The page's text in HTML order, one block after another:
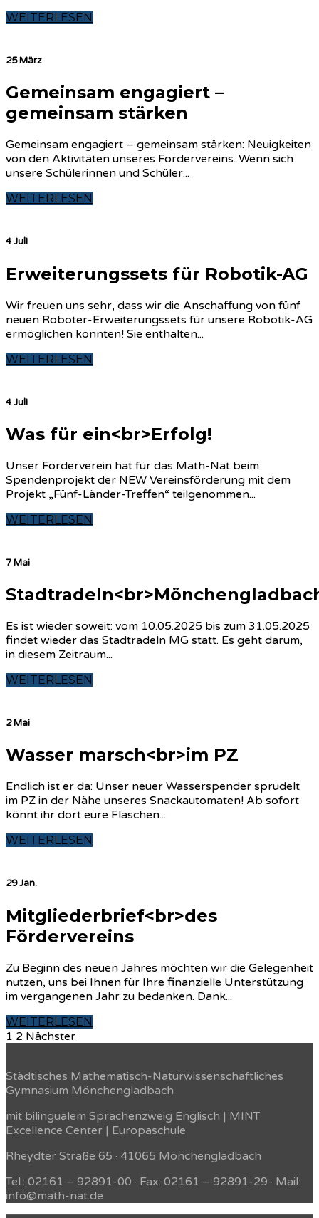
WEITERLESEN
25 März
Gemeinsam engagiert –
gemeinsam stärken
Gemeinsam engagiert – gemeinsam stärken: Neuigkeiten
von den Aktivitäten unseres Fördervereins. Wenn sich
unsere Schülerinnen und Schüler...
WEITERLESEN
4 Juli
Erweiterungssets für Robotik-AG
Wir freuen uns sehr, dass wir die Anschaffung von fünf
neuen Roboter-Erweiterungssets für unsere Robotik-AG
ermöglichen konnten! Sie enthalten...
WEITERLESEN
4 Juli
Was für ein<br>Erfolg!
Unser Förderverein hat für das Math-Nat beim
Spendenprojekt der NEW Vereinsförderung mit dem
Projekt „Fünf-Länder-Treffen“ teilgenommen...
WEITERLESEN
7 Mai
Es ist wieder soweit: vom 10.05.2025 bis zum 31.05.2025
findet wieder das Stadtradeln MG statt. Es geht darum,
in diesem Zeitraum...
WEITERLESEN
2 Mai
Wasser marsch<br>im PZ
Endlich ist er da: Unser neuer Wasserspender sprudelt
im PZ in der Nähe unseres Snackautomaten! Ab sofort
könnt ihr dort eure Flaschen...
WEITERLESEN
29 Jan.
Mitgliederbrief<br>des
Fördervereins
Zu Beginn des neuen Jahres möchten wir die Gelegenheit
nutzen, uns bei Ihnen für Ihre finanzielle Unterstützung
im vergangenen Jahr zu bedanken. Dank...
WEITERLESEN
Seitennummerierung
Beiträge
Seite
1 Seite
2 Nächster
Städtisches Mathematisch-Naturwissenschaftliches
Gymnasium Mönchengladbach
mit bilingualem Sprachenzweig Englisch | MINT
Excellence Center | Europaschule
Rheydter Straße 65 · 41065 Mönchengladbach
Tel.: 02161 – 92891-00 · Fax: 02161 – 92891-29 · Mail:
info@math-nat.de